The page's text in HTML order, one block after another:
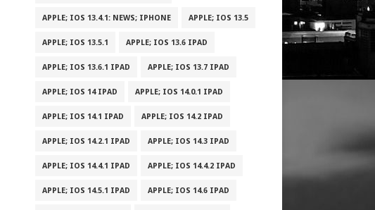
APPLE; IOS 13.4.1: NEWS; IPHONE APPLE; IOS 13.5
APPLE; IOS 13.5.1 APPLE; IOS 13.6 IPAD
APPLE; IOS 13.6.1 IPAD APPLE; IOS 13.7 IPAD
APPLE; IOS 14 IPAD APPLE; IOS 14.0.1 IPAD
APPLE; IOS 14.1 IPAD APPLE; IOS 14.2 IPAD
APPLE; IOS 14.2.1 IPAD APPLE; IOS 14.3 IPAD
APPLE; IOS 14.4.1 IPAD APPLE; IOS 14.4.2 IPAD
APPLE; IOS 14.5.1 IPAD APPLE; IOS 14.6 IPAD